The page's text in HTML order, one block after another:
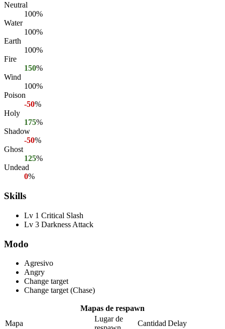
Neutral
100%
Water
100%
Earth
100%
Fire
150%
Wind
100%
Poison
-50%
Holy
175%
Shadow
-50%
Ghost
125%
Undead
0%
Skills
Lv 1 Critical Slash
Lv 3 Darkness Attack
Modo
Agresivo
Angry
Change target
Change target (Chase)
Mapas de respawn
Mapa
Lugar de
Cantidad Delay